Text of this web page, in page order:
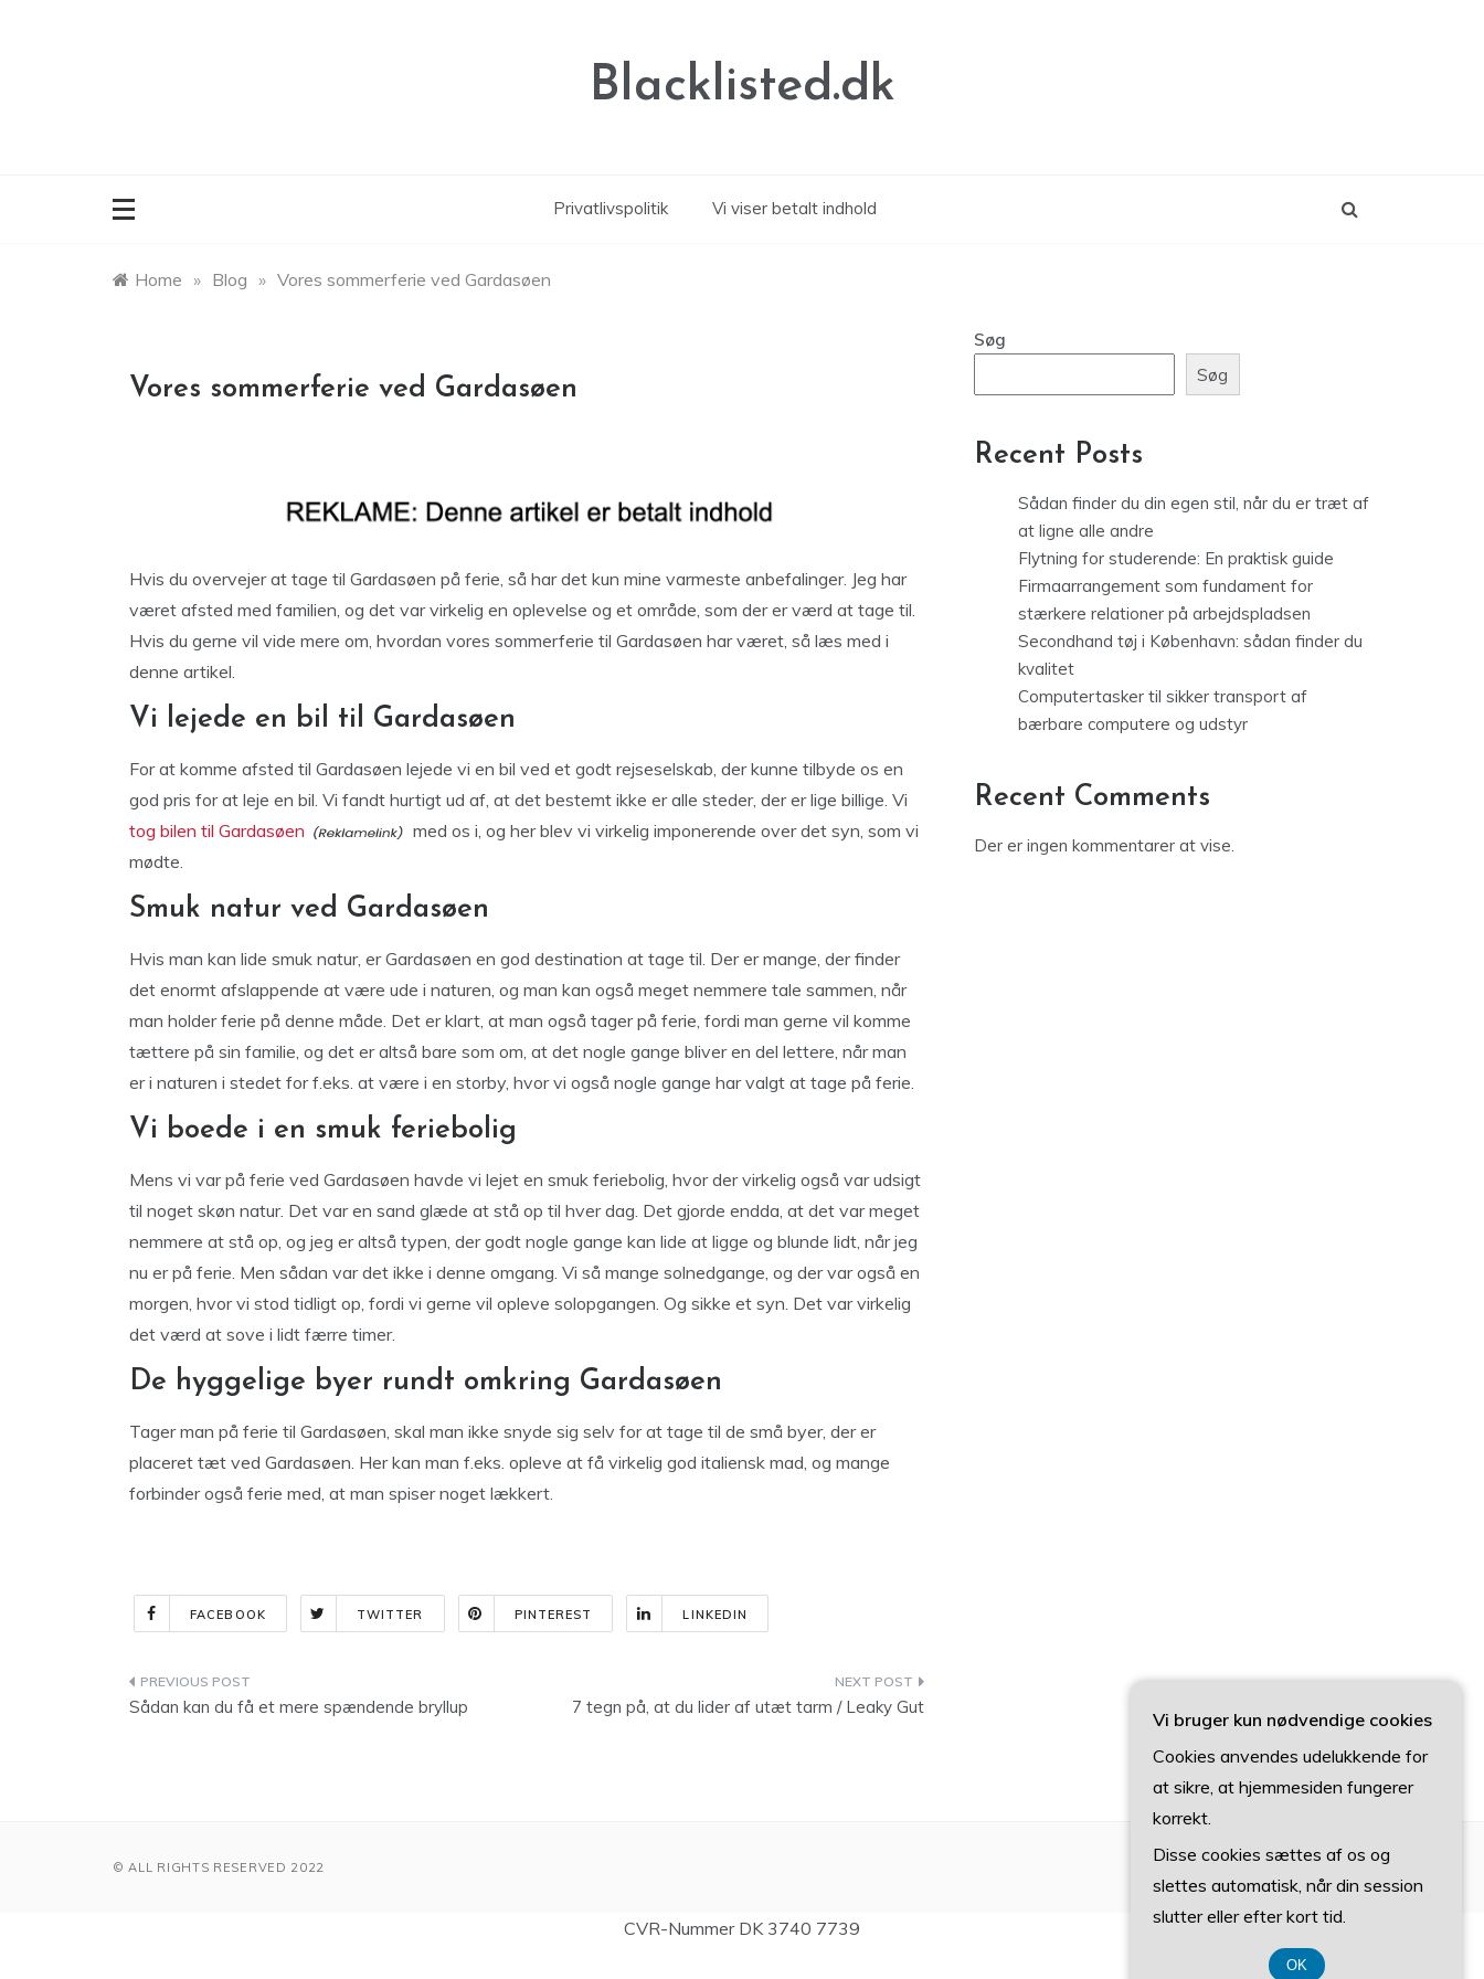
Blacklisted.dk
Privatlivspolitik Vi viser betalt indhold
Home » Blog » Vores sommerferie ved Gardasøen
Vores sommerferie ved Gardasøen
Hvis du overvejer at tage til Gardasøen på ferie, så har det kun mine varmeste anbefalinger. Jeg har
været afsted med familien, og det var virkelig en oplevelse og et område, som der er værd at tage til.
Hvis du gerne vil vide mere om, hvordan vores sommerferie til Gardasøen har været, så læs med i
denne artikel.
Vi lejede en bil til Gardasøen
For at komme afsted til Gardasøen lejede vi en bil ved et godt rejseselskab, der kunne tilbyde os en
god pris for at leje en bil. Vi fandt hurtigt ud af, at det bestemt ikke er alle steder, der er lige billige. Vi
tog bilen til Gardasøen
med os i, og her blev vi virkelig imponerende over det syn, som vi
mødte.
Smuk natur ved Gardasøen
Hvis man kan lide smuk natur, er Gardasøen en god destination at tage til. Der er mange, der finder
det enormt afslappende at være ude i naturen, og man kan også meget nemmere tale sammen, når
man holder ferie på denne måde. Det er klart, at man også tager på ferie, fordi man gerne vil komme
tættere på sin familie, og det er altså bare som om, at det nogle gange bliver en del lettere, når man
er i naturen i stedet for f.eks. at være i en storby, hvor vi også nogle gange har valgt at tage på ferie.
Vi boede i en smuk feriebolig
Mens vi var på ferie ved Gardasøen havde vi lejet en smuk feriebolig, hvor der virkelig også var udsigt
til noget skøn natur. Det var en sand glæde at stå op til hver dag. Det gjorde endda, at det var meget
nemmere at stå op, og jeg er altså typen, der godt nogle gange kan lide at ligge og blunde lidt, når jeg
nu er på ferie. Men sådan var det ikke i denne omgang. Vi så mange solnedgange, og der var også en
morgen, hvor vi stod tidligt op, fordi vi gerne vil opleve solopgangen. Og sikke et syn. Det var virkelig
det værd at sove i lidt færre timer.
De hyggelige byer rundt omkring Gardasøen
Tager man på ferie til Gardasøen, skal man ikke snyde sig selv for at tage til de små byer, der er
placeret tæt ved Gardasøen. Her kan man f.eks. opleve at få virkelig god italiensk mad, og mange
forbinder også ferie med, at man spiser noget lækkert.
FACEBOOK TWITTER PINTEREST LINKEDIN
Indlægsnavigation
Sådan kan du få et mere spændende bryllup 7 tegn på, at du lider af utæt tarm / Leaky Gut
Søg
Søg
Recent Posts
Sådan finder du din egen stil, når du er træt af
at ligne alle andre
Flytning for studerende: En praktisk guide
Firmaarrangement som fundament for
stærkere relationer på arbejdspladsen
Secondhand tøj i København: sådan finder du
kvalitet
Computertasker til sikker transport af
bærbare computere og udstyr
Recent Comments
Der er ingen kommentarer at vise.
© ALL RIGHTS RESERVED 2022
CVR-Nummer DK 3740 7739
Vi bruger kun nødvendige cookies
Cookies anvendes udelukkende for
at sikre, at hjemmesiden fungerer
korrekt.
Disse cookies sættes af os og
slettes automatisk, når din session
slutter eller efter kort tid.
OK